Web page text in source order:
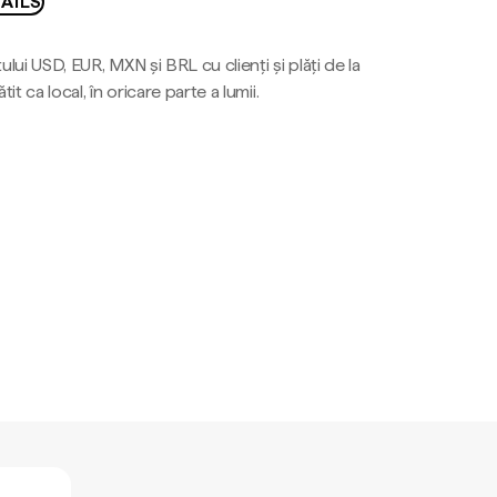
USD, EUR, MXN și BRL cu clienți și plăți de la
ca local, în oricare parte a lumii.